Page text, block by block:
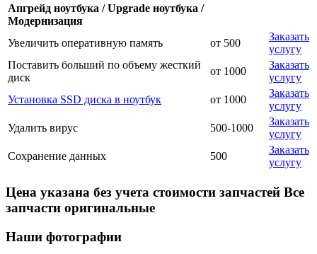
Апгрейд ноутбука / Upgrade ноутбука /
Модернизация
Увеличить оперативную память
от 500
Заказать
услугу
Поставить больший по объему жесткий
диск
от 1000
Заказать
услугу
Установка SSD диска в ноутбук
от 1000
Заказать
услугу
Удалить вирус
500-1000
Заказать
услугу
Сохранение данных
500
Заказать
услугу
Цена указана без учета стоимости запчастей Все
запчасти оригинальные
Наши фотографии